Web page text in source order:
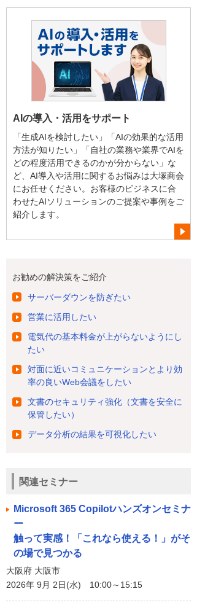
AIの導入・活用をサポート
「生成AIを検討したい」「AIの効果的な活用
方法が知りたい」「自社の業務や業界でAIを
どの程度活用できるのかが分からない」な
ど、AI導入や活用に関するお悩みは大塚商会
にお任せください。お客様のビジネスに合
わせたAIソリューションのご提案や事例をご
紹介します。
お勧めの解決策をご紹介
サーバーダウンを防ぎたい
営業に活用したい
電気代の基本料金が上がらないようにし
たい
対面に近いコミュニケーションとより効
率の良いWeb会議をしたい
文書のセキュリティ強化（文書を安全に
保管したい）
データ分析の結果を可視化したい
関連セミナー
Microsoft 365 Copilotハンズオンセミナ
ー
触って実感！「これなら使える！」がそ
の場で見つかる
大阪府 大阪市
2026年 9月 2日(水) 10:00～15:15